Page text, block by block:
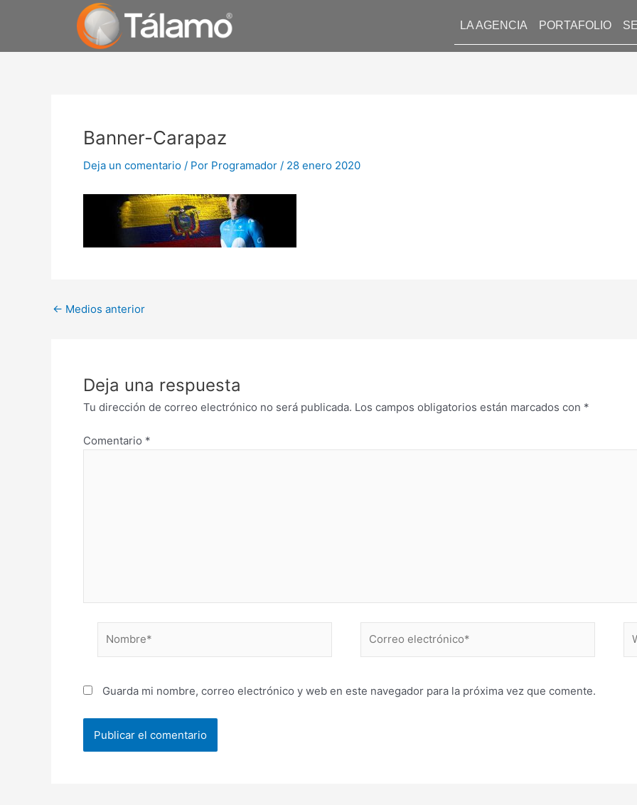
LA AGENCIA PORTAFOLIO
Banner-Carapaz
Deja un comentario / Por Programador / 28 enero 2020
entradas
← Medios anterior
Deja una respuesta
Tu dirección de correo electrónico no será publicada. Los campos obligatorios están marcados con *
Comentario *
electrónico*
Guarda mi nombre, correo electrónico y web en este navegador para la próxima vez que comente.